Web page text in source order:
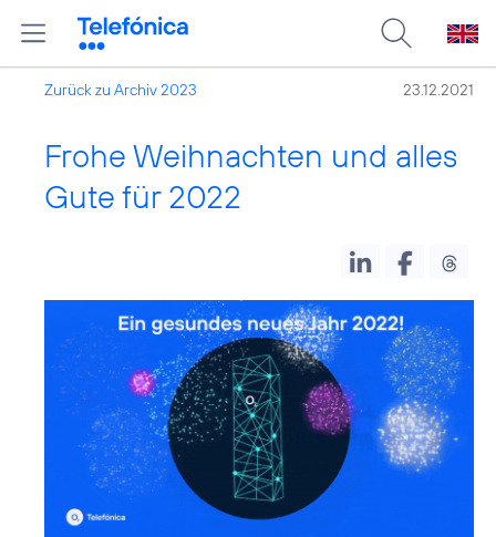
Zurück zu Archiv 2023 23.12.2021
Frohe Weihnachten und alles
Gute für 2022